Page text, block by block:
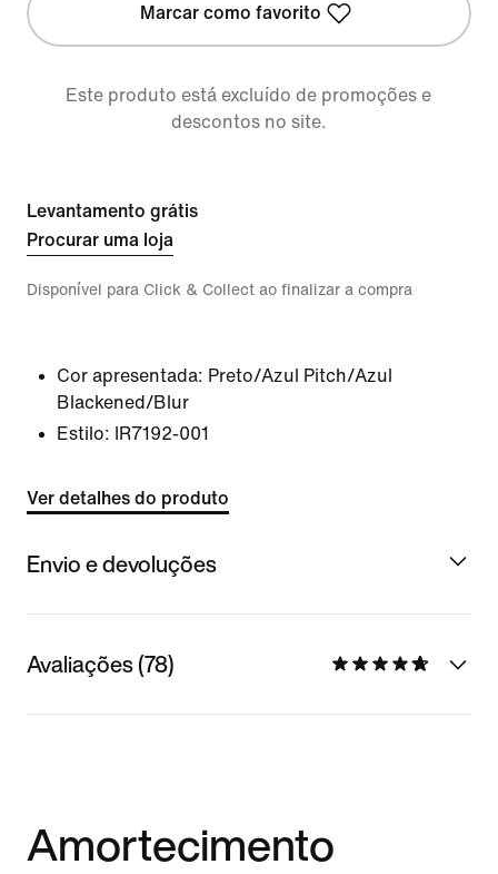
Marcar como favorito
Este produto está excluído de promoções e
descontos no site.
Levantamento grátis
Procurar uma loja
Disponível para Click & Collect ao finalizar a compra
Cor apresentada: Preto/Azul Pitch/Azul
Blackened/Blur
Estilo:
IR7192-001
Ver detalhes do produto
Envio e devoluções
Avaliações (78)
Amortecimento